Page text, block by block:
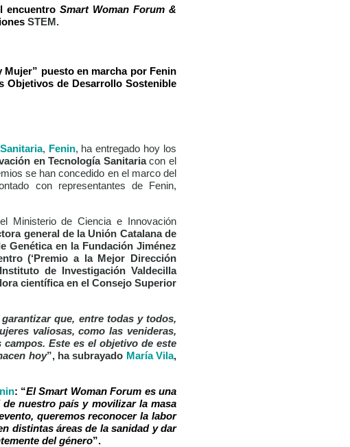
encuentro Smart Woman Forum &
STEM.
puesto en marcha por Fenin
Objetivos de Desarrollo Sostenible
, Fenin, ha entregado hoy los
en Tecnología Sanitariacon el
se han concedido en el marco del
con representantes de Fenin,
Ministerio de Ciencia e Innovación
general de la Unión Catalana de
Genética en la Fundación Jiménez
(‘Premio a la Mejor Dirección
de Investigación Valdecilla
científica en el Consejo Superior
que, entre todas y todos,
valiosas, como las venideras,
Este es el objetivo de este
hoy”, ha subrayado María Vila,
: “El Smart Woman Forum es una
nuestro país y movilizar la masa
queremos reconocer la labor
distintas áreas de la sanidad y dar
del género”.